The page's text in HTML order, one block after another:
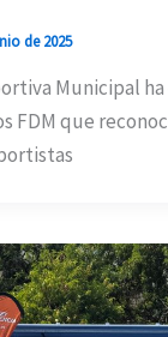
de 2025
Municipal
FDM que